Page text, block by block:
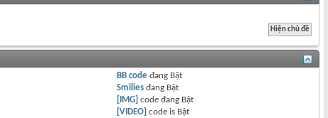
BB code đang Bật
Smilies đang Bật
[IMG] code đang Bật
[VIDEO] code is Bật